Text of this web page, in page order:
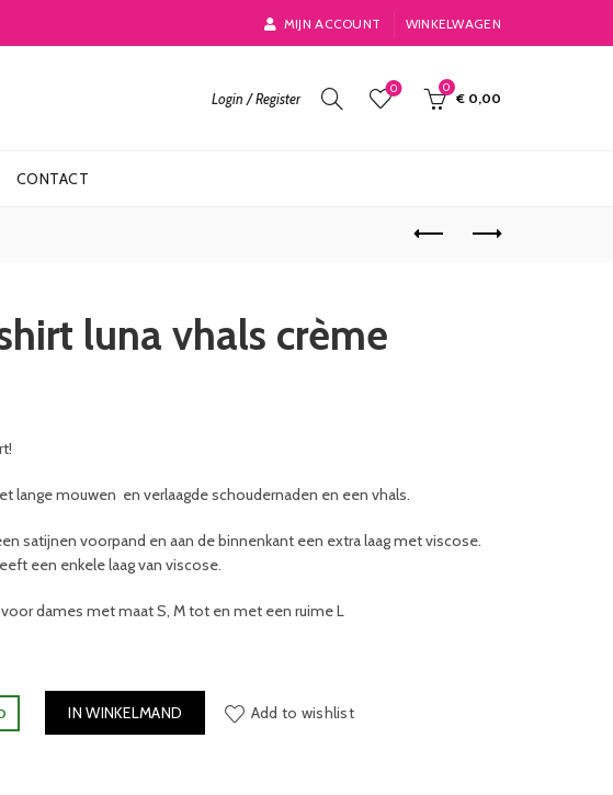
MIJN ACCOUNT WINKELWAGEN
Login / Register
0 0
€ 0,00
CONTACT
luna vhals crème
lange mouwen en verlaagde schoudernaden en een vhals.
satijnen voorpand en aan de binnenkant een extra laag met viscose.
een enkele laag van viscose.
voor dames met maat S, M tot en met een ruime L
IN WINKELMAND Add to wishlist